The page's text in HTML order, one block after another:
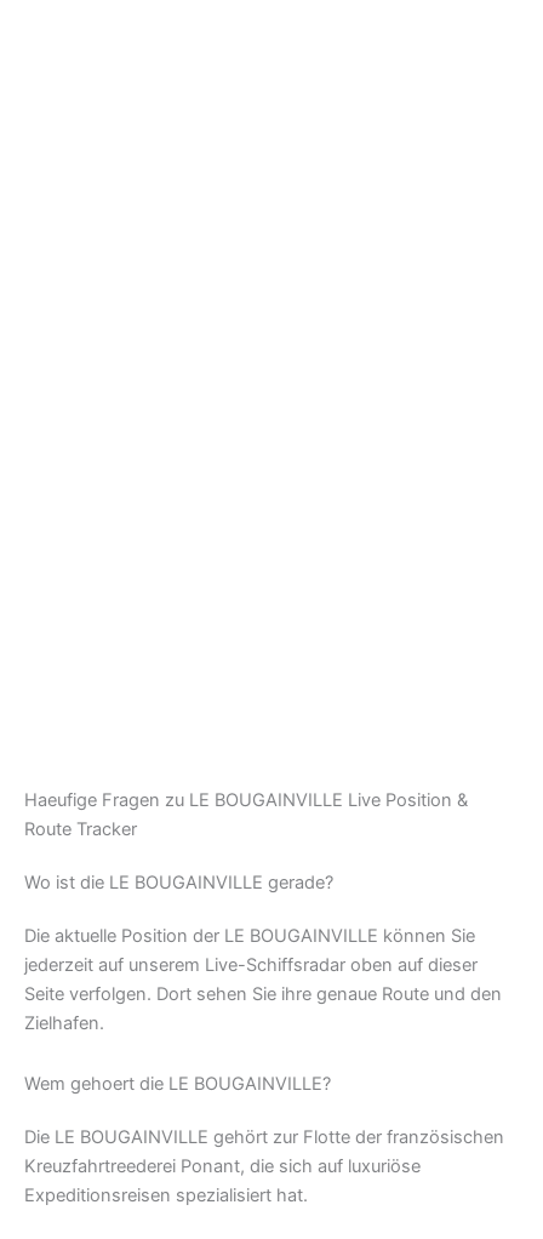
Haeufige Fragen zu LE BOUGAINVILLE Live Position &
Route Tracker
Wo ist die LE BOUGAINVILLE gerade?
Die aktuelle Position der LE BOUGAINVILLE können Sie
jederzeit auf unserem Live-Schiffsradar oben auf dieser
Seite verfolgen. Dort sehen Sie ihre genaue Route und den
Zielhafen.
Wem gehoert die LE BOUGAINVILLE?
Die LE BOUGAINVILLE gehört zur Flotte der französischen
Kreuzfahrtreederei Ponant, die sich auf luxuriöse
Expeditionsreisen spezialisiert hat.